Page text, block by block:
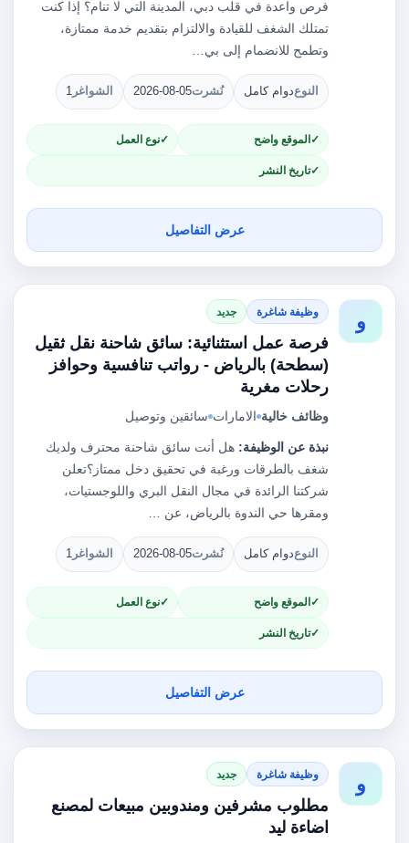
فرص واعدة في قلب دبي، المدينة التي لا تنام؟ إذا كنت
تمتلك الشغف للقيادة والالتزام بتقديم خدمة ممتازة،
وتطمح للانضمام إلى بي…
النوعدوام كامل نُشرت2026-08-05 الشواغر 1
الموقع واضح نوع العمل
تاريخ النشر
عرض التفاصيل
و وظيفة شاغرة جديد
فرصة عمل استثنائية: سائق شاحنة نقل ثقيل
(سطحة) بالرياض - رواتب تنافسية وحوافز
رحلات مغرية
وظائف خالية الامارات سائقين وتوصيل
نبذة عن الوظيفة: هل أنت سائق شاحنة محترف ولديك
شغف بالطرقات ورغبة في تحقيق دخل ممتاز؟تعلن
شركتنا الرائدة في مجال النقل البري واللوجستيات،
ومقرها حي الندوة بالرياض، عن …
النوعدوام كامل نُشرت2026-08-05 الشواغر 1
الموقع واضح نوع العمل
تاريخ النشر
عرض التفاصيل
و وظيفة شاغرة جديد
مطلوب مشرفين ومندوبين مبيعات لمصنع
اضاءة ليد